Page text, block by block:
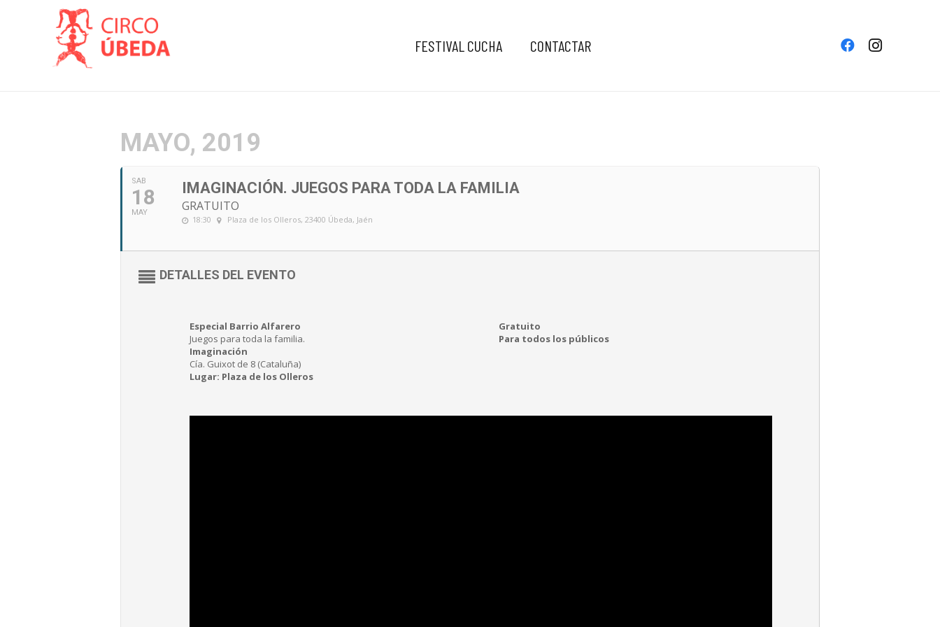
FESTIVAL CUCHA CONTACTAR
MAYO, 2019
SAB
18
MAY
IMAGINACIÓN. JUEGOS PARA TODA LA FAMILIA
GRATUITO
18:30 Plaza de los Olleros, 23400 Úbeda, Jaén
DETALLES DEL EVENTO
Especial Barrio Alfarero
Juegos para toda la familia.
Imaginación
Cía. Guixot de 8 (Cataluña)
Lugar: Plaza de los Olleros
Gratuito
Para todos los públicos